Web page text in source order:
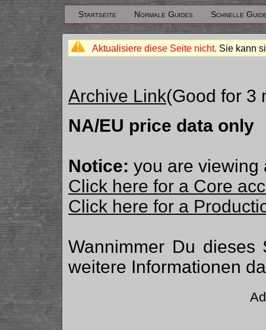
Startseite Normale Guides Schnelle
Aktualisiere diese Seite nicht. Sie kann
Archive Link(Good for 3
NA/EU price data only
Notice: you are viewing
Click here for a Core
Click here for a
Wannimmer Du
weitere Informationen